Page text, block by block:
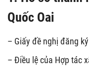
Quốc Oai
– Giấy đề nghị đăng
– Điều lệ của Hợp tác